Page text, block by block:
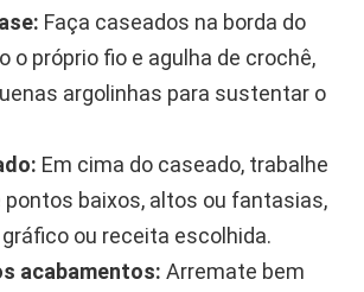
Faça caseados na borda do
o próprio fio e agulha de crochê,
argolinhas para sustentar o
Em cima do caseado, trabalhe
pontos baixos, altos ou fantasias,
ou receita escolhida.
acabamentos: Arremate bem